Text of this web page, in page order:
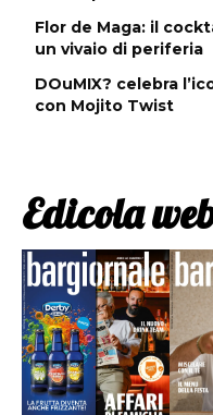
Flor de Maga: il
un vivaio di periferia
DOuMIX? celebra
con Mojito Twist
Edicola